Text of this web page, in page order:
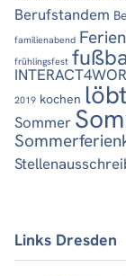
Berufstandem
familienabend Ferien
frühlingsfest
2019 kochen
Sommer
Links Dresden